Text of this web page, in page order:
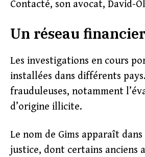
Contacté, son avocat, David-
Un réseau
Les investigations en cours
installées dans différents
frauduleuses, notamment
d’origine illicite.
Le nom de Gims apparaît
justice, dont certains anciens